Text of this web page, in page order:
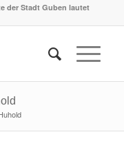
der Stadt Guben lautet